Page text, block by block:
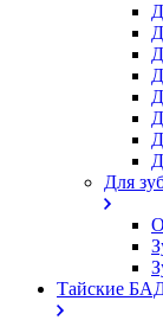
Для
Тайские